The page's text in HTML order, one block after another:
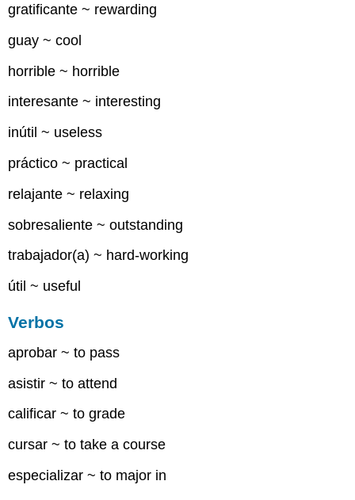
gratificante ~ rewarding
guay ~ cool
horrible ~ horrible
interesante ~ interesting
inútil ~ useless
práctico ~ practical
relajante ~ relaxing
sobresaliente ~ outstanding
trabajador(a) ~ hard-working
útil ~ useful
Verbos
aprobar ~ to pass
asistir ~ to attend
calificar ~ to grade
cursar ~ to take a course
especializar ~ to major in